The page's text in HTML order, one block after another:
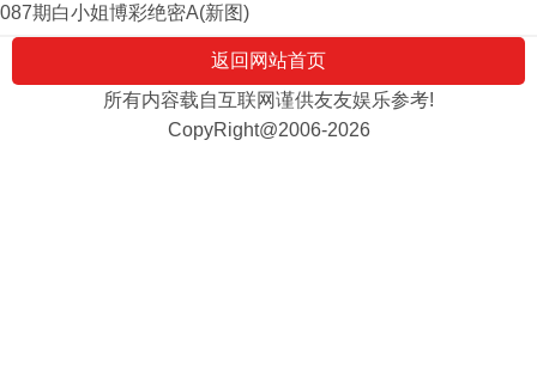
087期白小姐博彩绝密A(新图)
返回网站首页
所有内容载自互联网谨供友友娱乐参考!
CopyRight@2006-2026